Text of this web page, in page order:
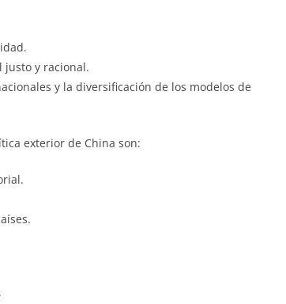
justo y racional.
y la diversificación de los modelos de
exterior de China son: